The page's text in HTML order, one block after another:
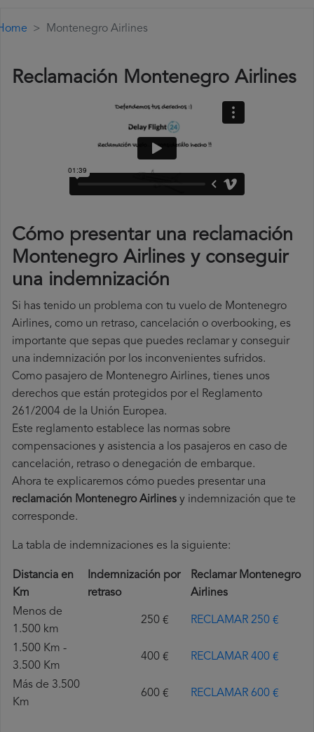
Montenegro Airlines
Reclamación Montenegro Airlines
Cómo presentar una reclamación
Montenegro Airlines y conseguir
una indemnización
Si has tenido un problema con tu vuelo de Montenegro
Airlines, como un retraso, cancelación o overbooking, es
importante que sepas que puedes reclamar y conseguir
una indemnización por los inconvenientes sufridos.
Como pasajero de Montenegro Airlines, tienes unos
derechos que están protegidos por el Reglamento
261/2004 de la Unión Europea.
Este reglamento establece las normas sobre
compensaciones y asistencia a los pasajeros en caso de
cancelación, retraso o denegación de embarque.
Ahora te explicaremos cómo puedes presentar una
reclamación Montenegro Airlines y indemnización que te
corresponde.
La tabla de indemnizaciones es la siguiente:
Distancia en
Km
Indemnización por
retraso
Reclamar Montenegro
Airlines
Menos de
1.500 km
250 € RECLAMAR 250 €
1.500 Km -
3.500 Km
400 € RECLAMAR 400 €
Más de 3.500
Km
600 € RECLAMAR 600 €